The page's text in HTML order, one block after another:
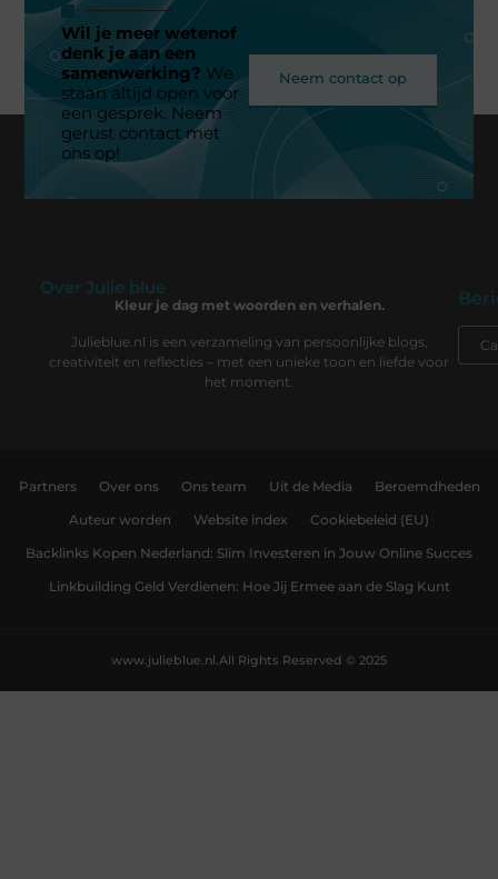
Wil je meer wetenof
denk je aan een
samenwerking? We
staan altijd open voor
een gesprek. Neem
gerust contact met
ons op!
Neem contact op
Over Julie blue
Kleur je dag met woorden en verhalen.
Julieblue.nl is een verzameling van persoonlijke blogs,
creativiteit en reflecties – met een unieke toon en liefde voor
het moment.
Partners Over ons Ons team Uit de Media Beroemdheden
Auteur worden Website index Cookiebeleid (EU)
Backlinks Kopen Nederland: Slim Investeren in Jouw Online Succes
Linkbuilding Geld Verdienen: Hoe Jij Ermee aan de Slag Kunt
All Rights Reserved © 2025
www.julieblue.nl.